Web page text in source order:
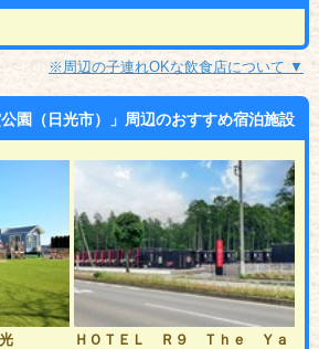
※周辺の子連れOKな飲食店について ▼
公園（日光市）」周辺のおすすめ宿泊施設
ＨＯＴＥＬ Ｒ９ Ｔｈｅ Ｙａ